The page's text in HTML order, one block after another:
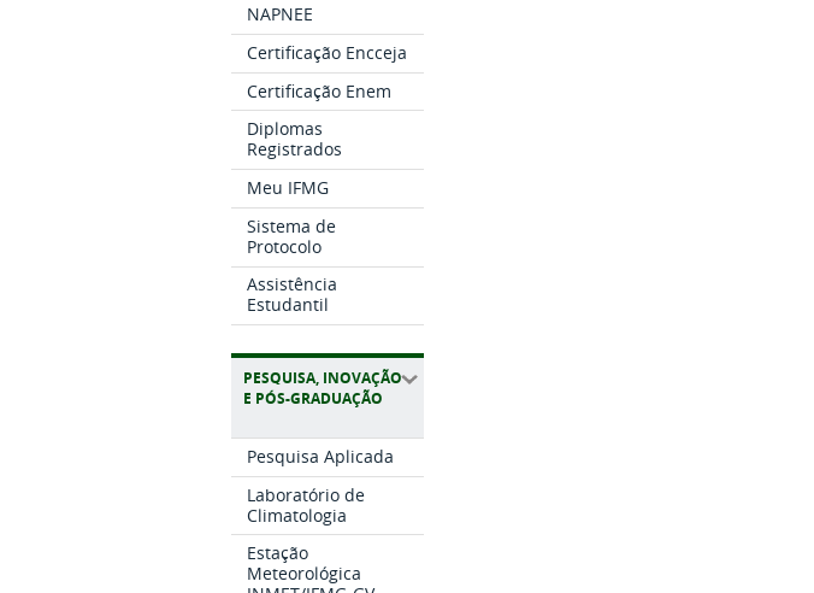
NAPNEE
Certificação Encceja
Certificação Enem
Diplomas
Registrados
Meu IFMG
Sistema de
Protocolo
Assistência
Estudantil
PESQUISA, INOVAÇÃO
E PÓS-GRADUAÇÃO
Pesquisa Aplicada
Laboratório de
Climatologia
Estação
Meteorológica